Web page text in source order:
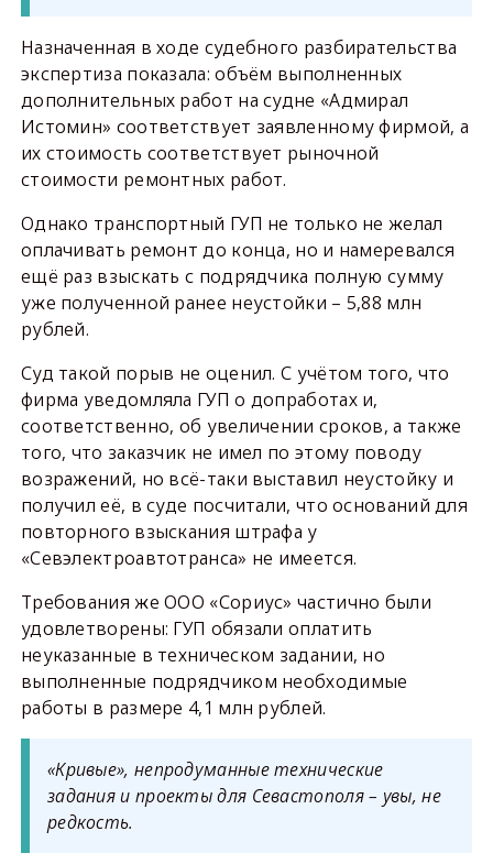
Назначенная в ходе судебного разбирательства
экспертиза показала: объём выполненных
дополнительных работ на судне «Адмирал
Истомин» соответствует заявленному фирмой, а
их стоимость соответствует рыночной
стоимости ремонтных работ.
Однако транспортный ГУП не только не желал
оплачивать ремонт до конца, но и намеревался
ещё раз взыскать с подрядчика полную сумму
уже полученной ранее неустойки – 5,88 млн
рублей.
Суд такой порыв не оценил. С учётом того, что
фирма уведомляла ГУП о допработах и,
соответственно, об увеличении сроков, а также
того, что заказчик не имел по этому поводу
возражений, но всё-таки выставил неустойку и
получил её, в суде посчитали, что оснований для
повторного взыскания штрафа у
«Севэлектроавтотранса» не имеется.
Требования же ООО «Сориус» частично были
удовлетворены: ГУП обязали оплатить
неуказанные в техническом задании, но
выполненные подрядчиком необходимые
работы в размере 4,1 млн рублей.
«Кривые», непродуманные технические
задания и проекты для Севастополя – увы, не
редкость.